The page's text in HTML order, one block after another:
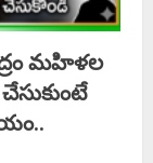
మహిళల